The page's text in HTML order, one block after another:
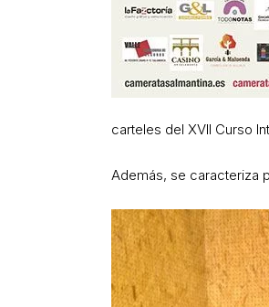
carteles del XVII Curso
Además, se caracteriza